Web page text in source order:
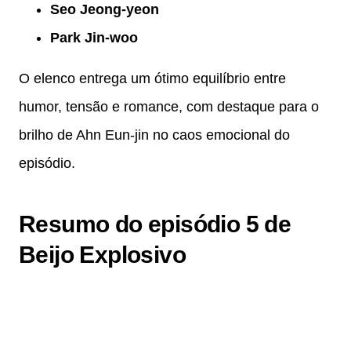
Seo Jeong-yeon
Park Jin-woo
O elenco entrega um ótimo equilíbrio entre
humor, tensão e romance, com destaque para o
brilho de Ahn Eun-jin no caos emocional do
episódio.
Resumo do episódio 5 de
Beijo Explosivo